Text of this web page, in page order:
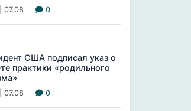
07.08 0
США подписал указ о
практики «родильного
07.08 0